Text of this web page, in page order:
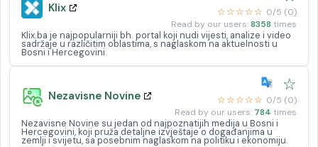
Klix ☆☆☆☆☆ 0/5 (0)
Read by our users:8358 times
Klix.ba je najpopularniji bh. portal koji nudi vijesti, analize i video
sadržaje u različitim oblastima, s naglaskom na aktuelnosti u
Bosni i Hercegovini.
Nezavisne Novine
☆
☆☆☆☆☆ 0/5 (0)
Read by our users: 784 times
Nezavisne Novine su jedan od najpoznatijih medija u Bosni i
Hercegovini, koji pruža detaljne izvještaje o događanjima u
zemlji i svijetu, sa posebnim naglaskom na politiku i ekonomiju.